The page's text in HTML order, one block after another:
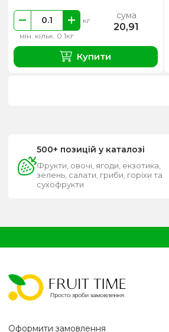
мін. кільк. 0.1кг
кг сума
20,91
Купити
500+ позицій у каталозі
Фрукти, овочі, ягоди, екзотика,
зелень, салати, гриби, горіхи та
сухофрукти
Оформити замовлення